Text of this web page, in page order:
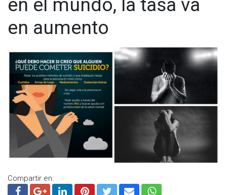
en el mundo, la tasa va
en aumento
Compartir en: